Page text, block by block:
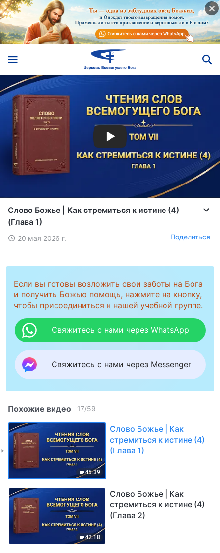
Слово Божье | Как стремиться к истине (4)
(Глава 1)
20 мая 2026 г. Поделиться
Если вы готовы возложить свои заботы на Бога
и получить Божью помощь, нажмите на кнопку,
чтобы присоединиться к нашей учебной группе.
Свяжитесь с нами через WhatsApp
Свяжитесь с нами через Messenger
Похожие видео 17/59
45:39
Слово Божье | Как
стремиться к истине (4)
(Глава 1)
42:18
Слово Божье | Как
стремиться к истине (4)
(Глава 2)